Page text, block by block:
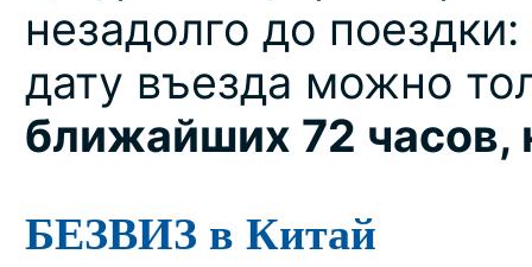
незадолго до
дату въезда можно
ближайших 72 часов,
БЕЗВИЗ в Китай